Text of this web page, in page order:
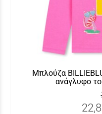
Μπλούζα
ανάγλυφο